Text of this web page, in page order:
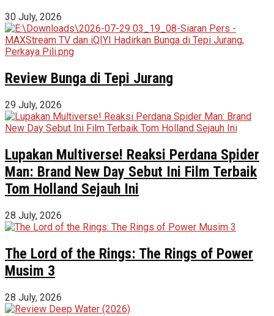
30 July, 2026
Review Bunga di Tepi Jurang
29 July, 2026
Lupakan Multiverse! Reaksi Perdana Spider
Man: Brand New Day Sebut Ini Film Terbaik
Tom Holland Sejauh Ini
28 July, 2026
The Lord of the Rings: The Rings of Power
Musim 3
28 July, 2026